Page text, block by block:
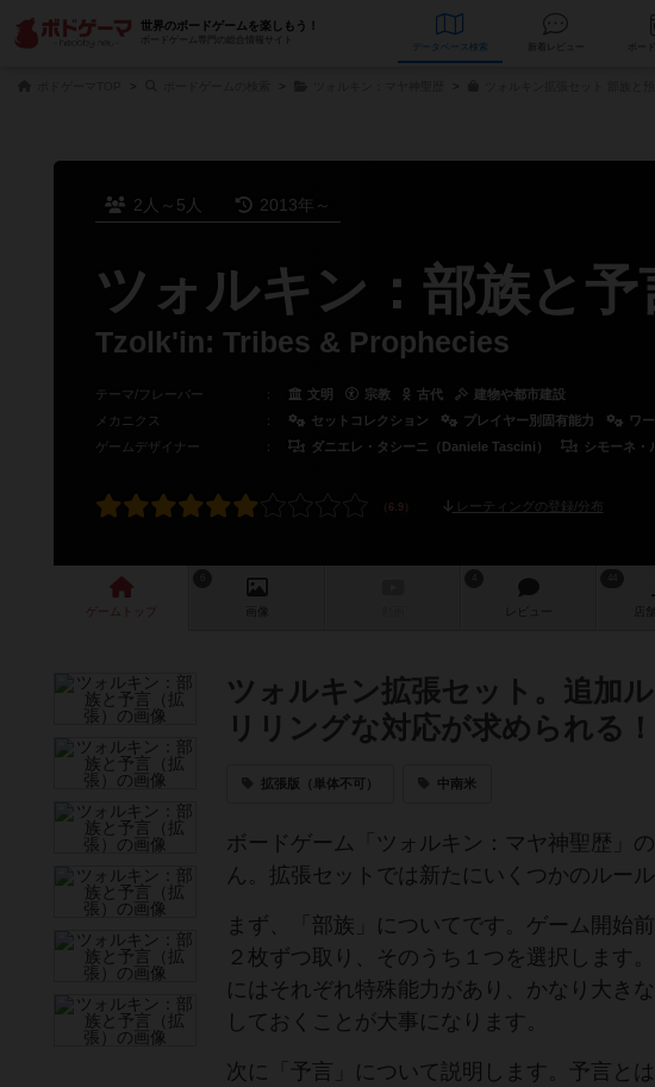
世界のボードゲームを楽しもう！
ボードゲーム専門の総合情報サイト
データベース
2人～5人 2013年～
ツォルキン：部族と予
Tzolk'in: Tribes & Prophecies
テーマ/フレーバー ： 文明 宗教 古代
建物や都市建設
メカニクス
： セットコレクション プレイヤー別固有能力
ワ
ゲームデザイナー
： ダニエレ・タシーニ（Daniele Tascini） シモーネ・
レーティングの登録/分布
ゲーム 画像 レビュー 店舗/
ツォルキン拡張セット。追加
リリングな対応が求められる！
拡張版（単体不可） 中南米
ボードゲーム「ツォルキン：マヤ神聖歴」
ん。拡張セットでは新たにいくつかのルー
まず、「部族」についてです。ゲーム開始
２枚ずつ取り、そのうち１つを選択します
にはそれぞれ特殊能力があり、かなり大き
しておくことが大事になります。
次に「予言」について説明します。予言と